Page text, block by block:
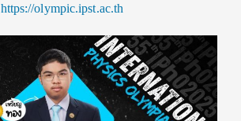
https://olympic.ipst.ac.th